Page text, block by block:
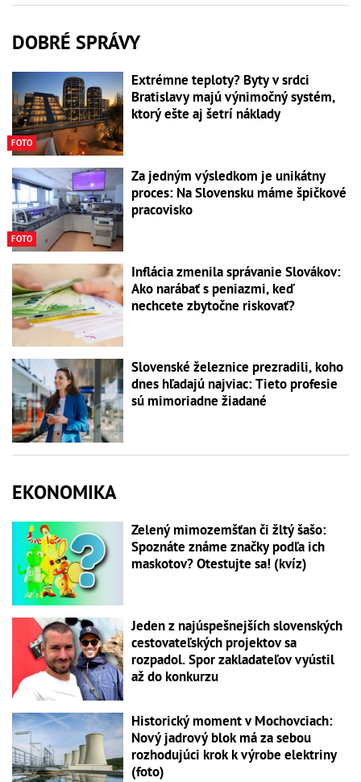
DOBRÉ SPRÁVY
FOTO
Extrémne teploty? Byty v srdci
Bratislavy majú výnimočný systém,
ktorý ešte aj šetrí náklady
FOTO
Za jedným výsledkom je unikátny
proces: Na Slovensku máme špičkové
pracovisko
Inflácia zmenila správanie Slovákov:
Ako narábať s peniazmi, keď
nechcete zbytočne riskovať?
Slovenské železnice prezradili, koho
dnes hľadajú najviac: Tieto profesie
sú mimoriadne žiadané
EKONOMIKA
Zelený mimozemšťan či žltý šašo:
Spoznáte známe značky podľa ich
maskotov? Otestujte sa! (kvíz)
Jeden z najúspešnejších slovenských
cestovateľských projektov sa
rozpadol. Spor zakladateľov vyústil
až do konkurzu
Historický moment v Mochovciach:
Nový jadrový blok má za sebou
rozhodujúci krok k výrobe elektriny
(foto)